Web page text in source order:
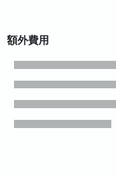
額外費用